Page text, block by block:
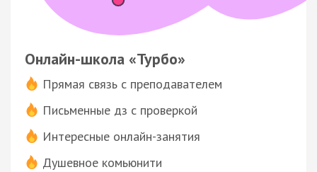
Онлайн-школа «Турбо»
Прямая связь с преподавателем
Письменные дз с проверкой
Интересные онлайн-занятия
Душевное комьюнити